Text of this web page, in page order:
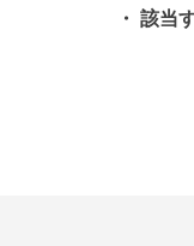
・ 該当